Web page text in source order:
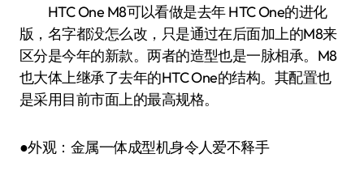
HTC One M8可以看做是去年 HTC One的进化
版，名字都没怎么改，只是通过在后面加上的M8来
区分是今年的新款。两者的造型也是一脉相承。M8
也大体上继承了去年的HTC One的结构。其配置也
是采用目前市面上的最高规格。
●外观：金属一体成型机身令人爱不释手